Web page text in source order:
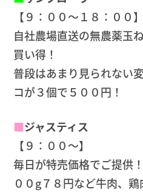
【９：００～１８：００】
自社農場直送の無農薬玉
買い得！
普段はあまり見られない
コが３個で５００円！
■ジャスティス
【９：００～】
毎日が特売価格でご提供
００g７８円など牛肉、鶏